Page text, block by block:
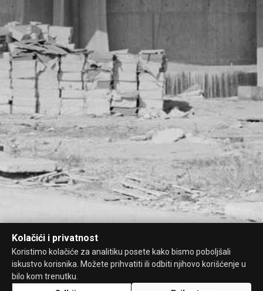
Kolačići i privatnost
Koristimo kolačiće za analitiku posete kako bismo poboljšali
iskustvo korisnika. Možete prihvatiti ili odbiti njihovo korišćenje u
bilo kom trenutku.